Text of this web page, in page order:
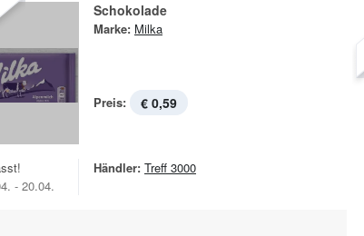
Schokolade
Marke: Milka
Preis: € 0,59
- 20.04.
Händler: Treff 3000